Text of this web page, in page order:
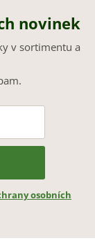
novinek
v sortimentu a
osobních